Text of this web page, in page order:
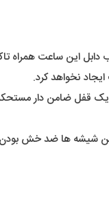
این ساعت همراه
نخواهد کرد.
قفل ضامن دار
شیشه ها ضد خش